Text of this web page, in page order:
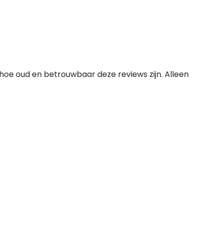
oud en betrouwbaar deze reviews zijn. Alleen